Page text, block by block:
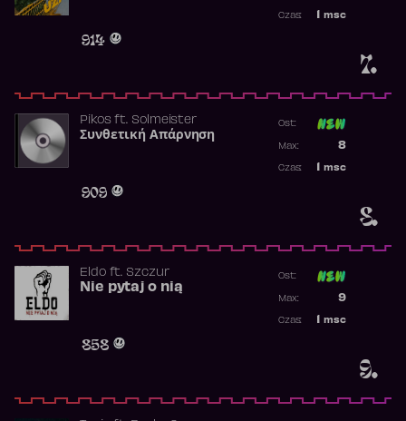
7.
914
msc
Czas:
8.
Pikosft. Solmeister
Συνθετική Απάρνηση
909
Ost:
8
Max:
msc
Czas:
9.
Eldoft. Szczur
Nie pytaj o nią
858
Ost:
9
Max:
msc
Czas: